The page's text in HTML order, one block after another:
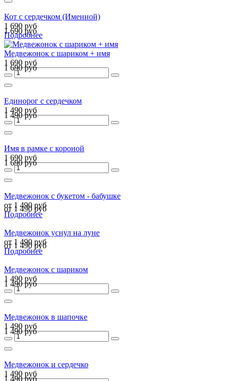
Кот с сердечком (Именной)
1 690 руб
1 690 руб
Подробнее
Медвежонок с шариком + имя
1 690 руб
1 690 руб
Единорог с сердечком
1 490 руб
1 490 руб
Имя в рамке с короной
1 690 руб
1 690 руб
Медвежонок с букетом - бабушке
от 1 490 руб
от 1 490 руб
Подробнее
Медвежонок уснул на луне
от 1 490 руб
от 1 490 руб
Подробнее
Медвежонок с шариком
1 490 руб
1 490 руб
Медвежонок в шапочке
1 490 руб
1 490 руб
Медвежонок и сердечко
1 490 руб
1 490 руб